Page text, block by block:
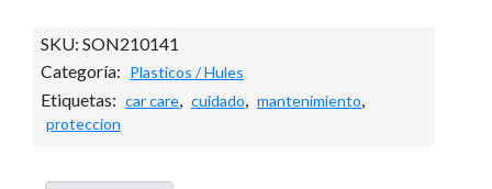
Plasticos
Exterior
NANO
SKU: SON210141
Categoría: Plasticos / Hules
Etiquetas: car care, cuidado, mantenimiento,
proteccion